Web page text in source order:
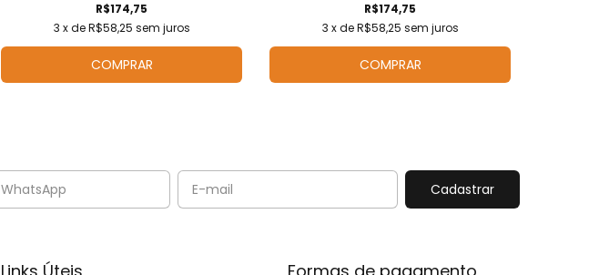
R$174,75
3 x deR$58,25 sem juros
COMPRAR
R$174,75
3 x deR$58,25 sem juros
COMPRAR